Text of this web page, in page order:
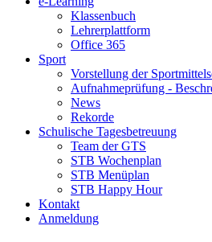
Klassenbuch
Lehrerplattform
Office 365
Sport
Vorstellung der
Aufnahmeprüfung -
News
Rekorde
Schulische Tagesbetreuung
Team der GTS
STB Wochenplan
STB Menüplan
STB Happy Hour
Kontakt
Anmeldung